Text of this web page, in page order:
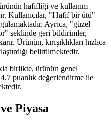
hafifliği ve kullanım
Kullanıcılar, "Hafif bir ütü"
Ayrıca, "güzel
şeklinde geri bildirimler,
Ürünün, kırışıklıkları hızlıca
belirtilmektedir.
birlikte, ürünün genel
puanlık değerlendirme ile
Piyasa